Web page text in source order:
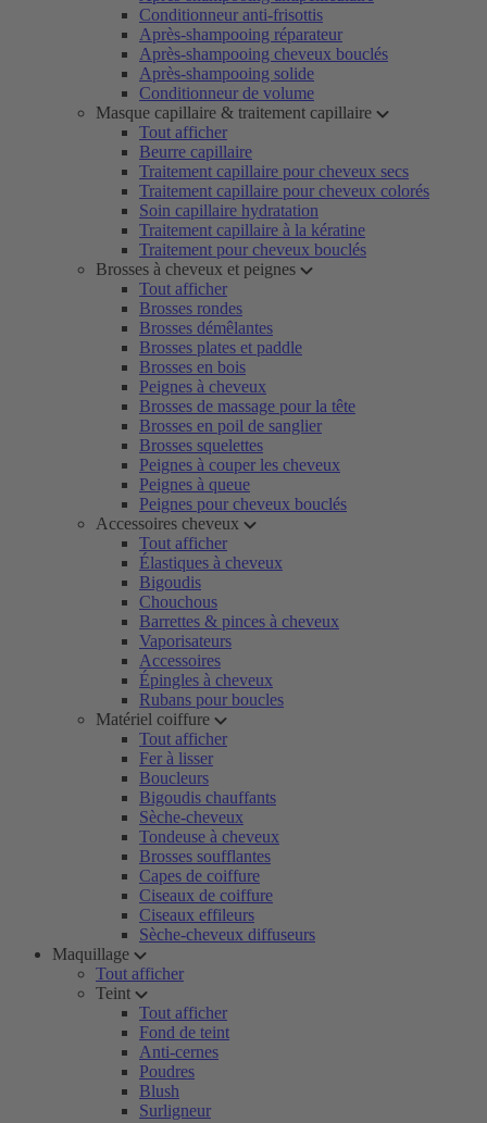
Conditionneur anti-frisottis
Après-shampooing réparateur
Après-shampooing cheveux bouclés
Après-shampooing solide
Conditionneur de volume
Masque capillaire & traitement capillaire
Tout afficher
Beurre capillaire
Traitement capillaire pour cheveux secs
Traitement capillaire pour cheveux colorés
Soin capillaire hydratation
Traitement capillaire à la kératine
Traitement pour cheveux bouclés
Brosses à cheveux et peignes
Tout afficher
Brosses rondes
Brosses démêlantes
Brosses plates et paddle
Brosses en bois
Peignes à cheveux
Brosses de massage pour la tête
Brosses en poil de sanglier
Brosses squelettes
Peignes à couper les cheveux
Peignes à queue
Peignes pour cheveux bouclés
Accessoires cheveux
Tout afficher
Élastiques à cheveux
Bigoudis
Chouchous
Barrettes & pinces à cheveux
Vaporisateurs
Accessoires
Épingles à cheveux
Rubans pour boucles
Matériel coiffure
Tout afficher
Fer à lisser
Boucleurs
Bigoudis chauffants
Sèche-cheveux
Tondeuse à cheveux
Brosses soufflantes
Capes de coiffure
Ciseaux de coiffure
Ciseaux effileurs
Sèche-cheveux diffuseurs
Maquillage
Tout afficher
Teint
Tout afficher
Fond de teint
Anti-cernes
Poudres
Blush
Surligneur